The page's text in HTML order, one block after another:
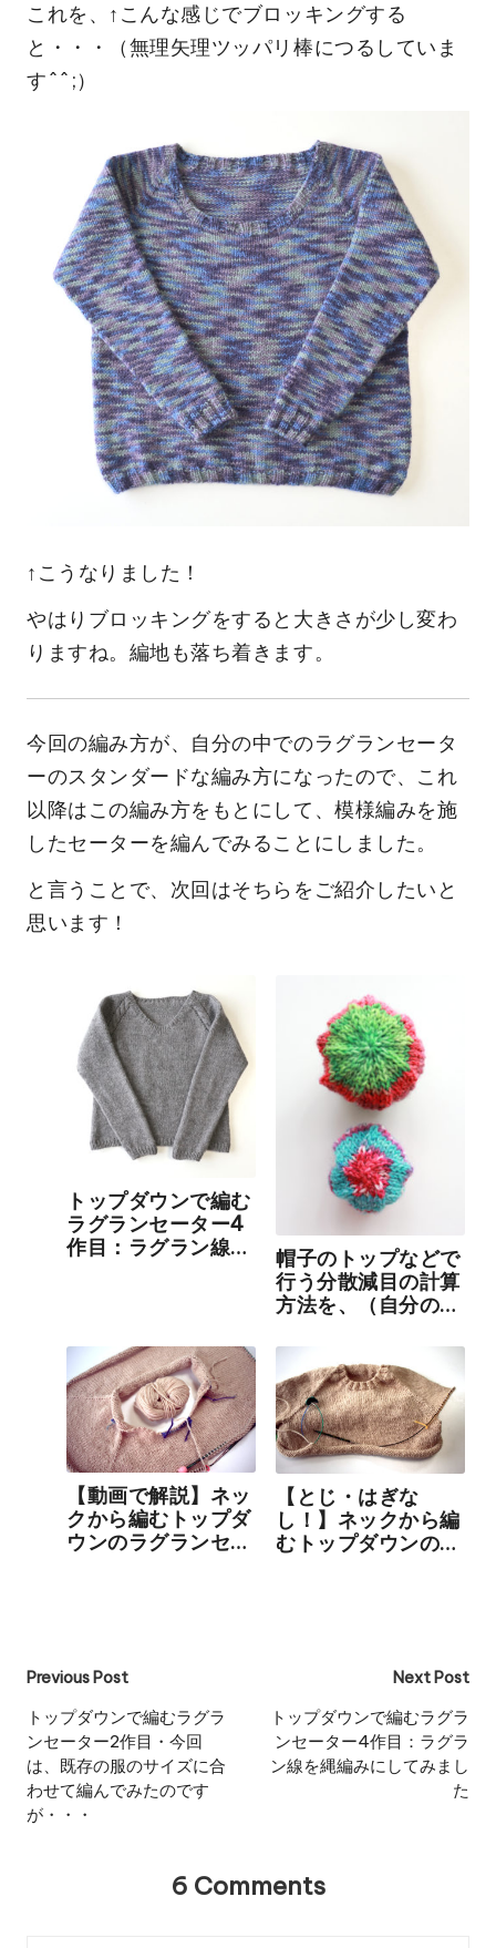
これを、↑こんな感じでブロッキングする
と・・・（無理矢理ツッパリ棒につるしていま
す^^;）
↑こうなりました！
やはりブロッキングをすると大きさが少し変わ
りますね。編地も落ち着きます。
今回の編み方が、自分の中でのラグランセータ
ーのスタンダードな編み方になったので、これ
以降はこの編み方をもとにして、模様編みを施
したセーターを編んでみることにしました。
と言うことで、次回はそちらをご紹介したいと
思います！
トップダウンで編む
ラグランセーター4
作目：ラグラン線を
帽子のトップなどで
行う分散減目の計算
方法を、（自分の中
も！？
【動画で解説】ネッ
クから編むトップダ
ウンのラグランセー
【とじ・はぎな
し！】ネックから編
むトップダウンのラ
Post
navigation
Previous Post
トップダウンで編むラグラ
ンセーター2作目・今回
は、既存の服のサイズに合
わせて編んでみたのです
が・・・
Next Post
トップダウンで編むラグラ
ンセーター4作目：ラグラ
ン線を縄編みにしてみまし
た
6 Comments